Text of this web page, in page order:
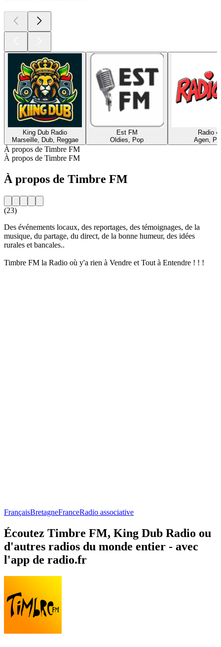
King Dub Radio
Marseille, Dub, Reggae
Est FM
Oldies, Pop
Radio 4
Agen,
À propos de Timbre FM
À propos de Timbre FM
À propos de Timbre FM
(23)
Des événements locaux, des reportages, des témoignages, de la
musique, du partage, du direct, de la bonne humeur, des idées
rurales et bancales..
Timbre FM la Radio où y'a rien à Vendre et Tout à Entendre ! ! !
FrançaisBretagneFranceRadio associative
Écoutez Timbre FM, King Dub Radio ou
d'autres radios du monde entier - avec
l'app de radio.fr